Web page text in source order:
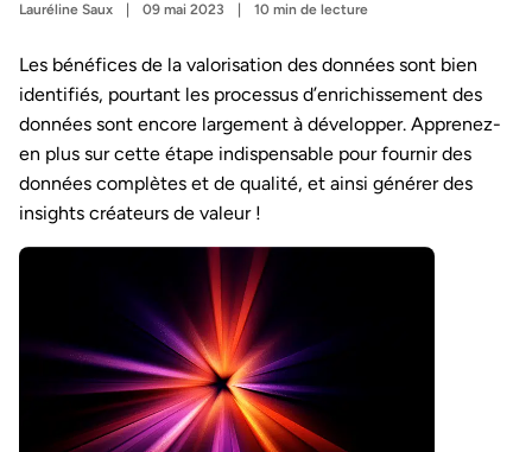
Lauréline Saux
09 mai 2023 10 min de lecture
Les bénéfices de la valorisation des données sont bien
identifiés, pourtant les processus d’enrichissement des
données sont encore largement à développer. Apprenez-
en plus sur cette étape indispensable pour fournir des
données complètes et de qualité, et ainsi générer des
insights créateurs de valeur !